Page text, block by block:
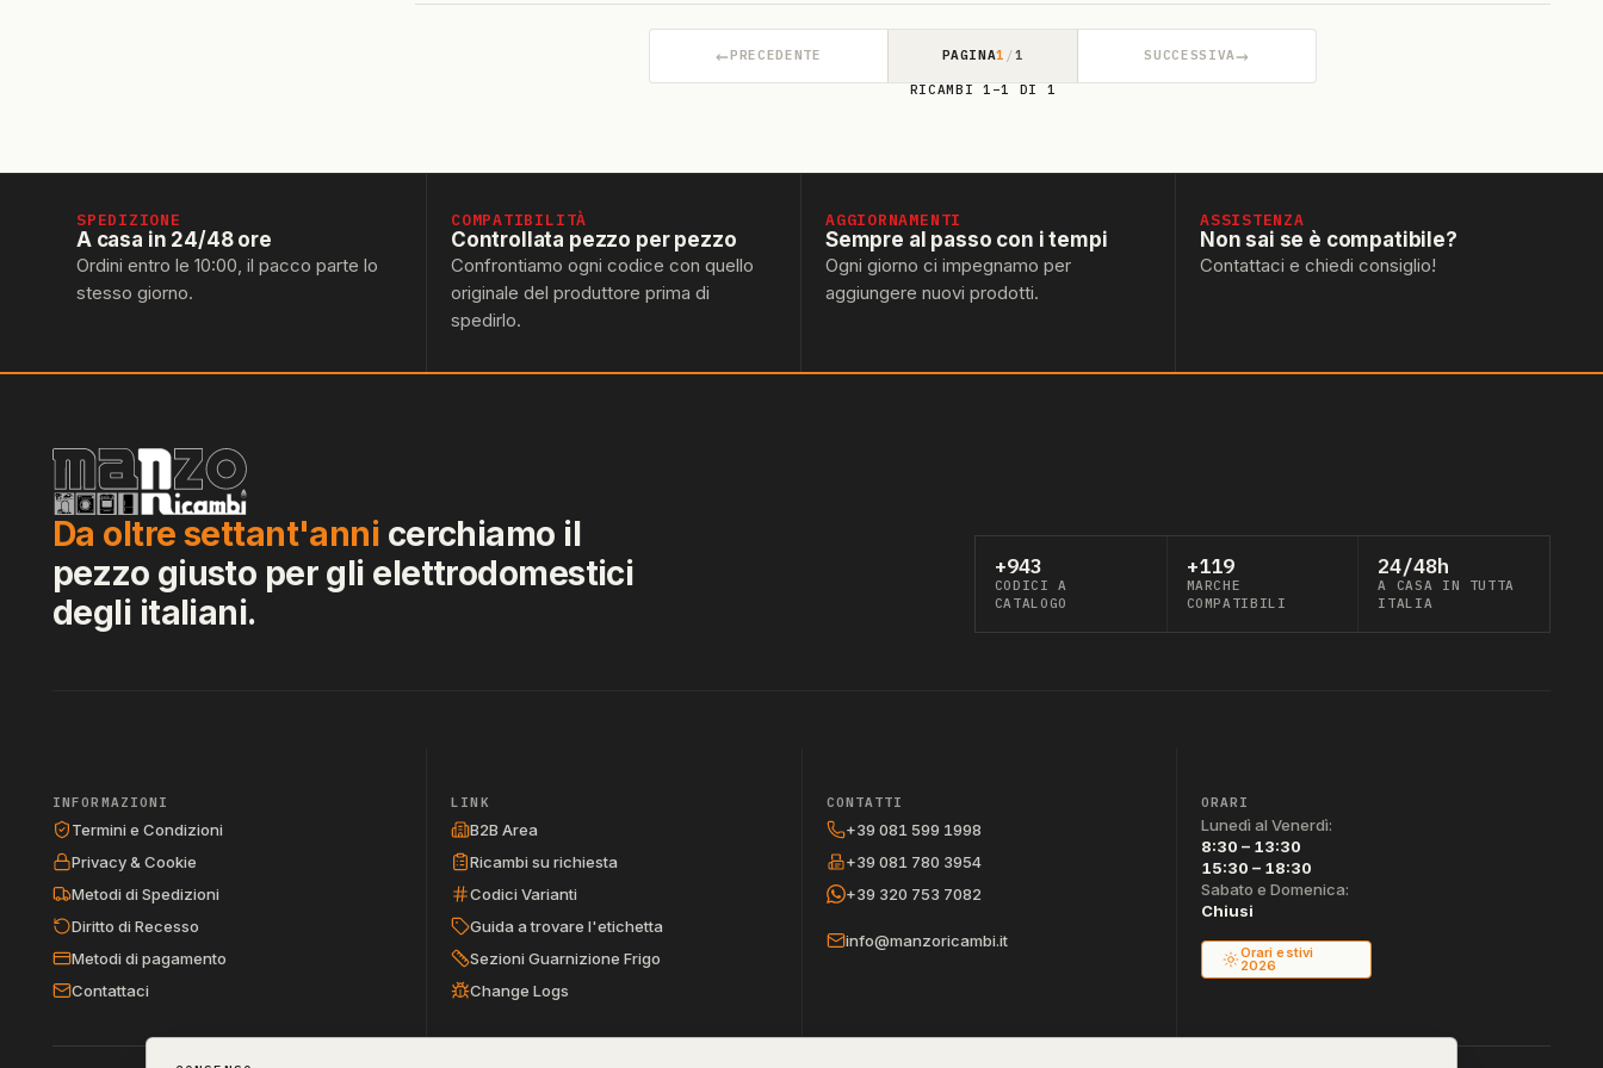
←PRECEDENTE PAGINA1 /1 SUCCESSIVA→
RICAMBI 1–1 DI 1
SPEDIZIONE
A casa in 24/48 ore
Ordini entro le 10:00, il pacco parte lo
stesso giorno.
COMPATIBILITÀ
Controllata pezzo per pezzo
Confrontiamo ogni codice con quello
originale del produttore prima di
spedirlo.
AGGIORNAMENTI
Sempre al passo con i tempi
Ogni giorno ci impegnamo per
aggiungere nuovi prodotti.
ASSISTENZA
Non sai se è compatibile?
Contattaci e chiedi consiglio!
Da oltre settant'anni cerchiamo il
pezzo giusto per gli elettrodomestici
degli italiani.
+943
CODICI A
CATALOGO
+119
MARCHE
COMPATIBILI
24/48h
A CASA IN TUTTA
ITALIA
INFORMAZIONI
Termini e Condizioni
Privacy & Cookie
Metodi di Spedizioni
Diritto di Recesso
Metodi di pagamento
Contattaci
LINK
B2B Area
Ricambi su richiesta
Codici Varianti
Guida a trovare l'etichetta
Sezioni Guarnizione Frigo
Change Logs
CONTATTI
+39 081 599 1998
+39 081 780 3954
+39 320 753 7082
info@manzoricambi.it
ORARI
Lunedì al Venerdì:
8:30 – 13:30
15:30 – 18:30
Sabato e Domenica:
Chiusi
Orari estivi
2026